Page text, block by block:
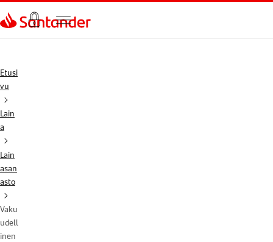
Siirry sivulle
Etusi
vu
Lain
a
Lain
asan
asto
Vaku
udell
inen